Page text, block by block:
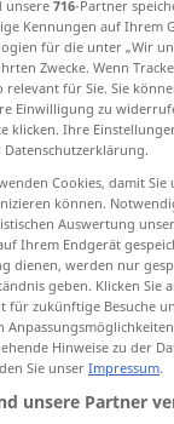
unsere 716-Partner
Kennungen auf Ihrem
für die unter „Wir
Zwecke. Wenn
relevant für Sie. Sie
Einwilligung zu
klicken. Ihre
Datenschutzerklärung.
Cookies, damit
können.
Auswertung
Ihrem Endgerät
dienen, werden nur
geben. Klicken
für zukünftige Besuche
Hinweise zu der
Sie unser Impressum.
unsere Partner